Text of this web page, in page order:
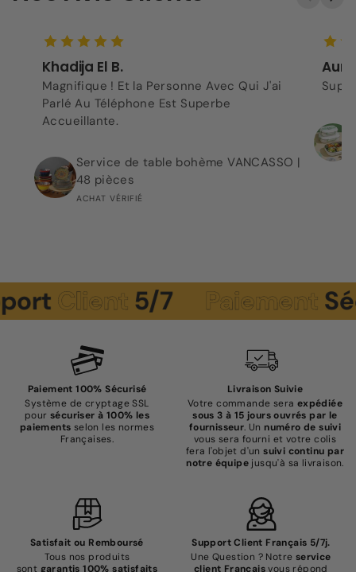
Khadija El B.
Magnifique ! Et la Personne Avec Qui J'ai
Parlé Au Téléphone Est Superbe
Accueillante.
Service de table bohème VANCASSO |
48 pièces
ACHAT VÉRIFIÉ
5/7 Paiement
Paiement 100% Sécurisé
Système de cryptage SSL
pour sécuriser à 100% les
paiements selon les normes
Françaises.
Livraison Suivie
Votre commande sera expédiée
sous 3 à 15 jours ouvrés par le
fournisseur. Un numéro de suivi
vous sera fourni et votre colis
fera l'objet d'unsuivi continu par
notre équipe jusqu'à sa livraison.
Satisfait ou Remboursé
Tous nos produits
sont garantis 100% satisfaits
Support Client Français 5/7j.
Une Question ? Notre service
client Françaisvous répond